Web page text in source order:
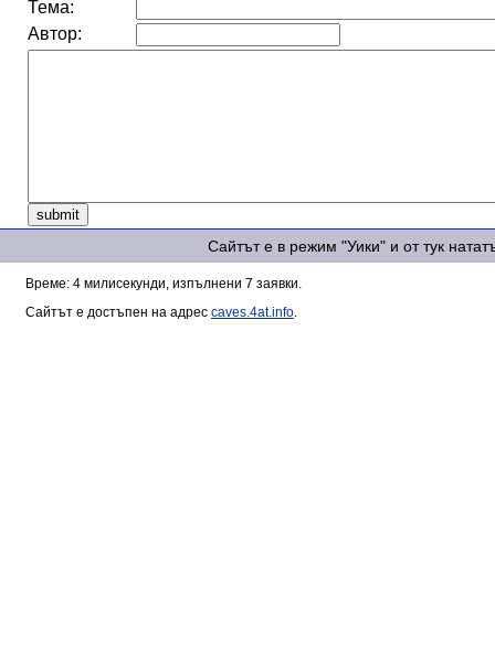
Тема:
Автор:
Сайтът е в режим "Уики" и от тук
Време: 4 милисекунди, изпълнени 7 заявки.
Сайтът е достъпен на адрес caves.4at.info.